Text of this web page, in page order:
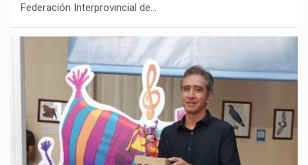
Federación Interprovincial de…